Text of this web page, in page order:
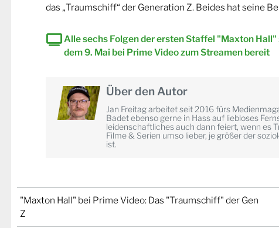
das „Traumschiff“ der Generation Z. Beides hat seine
Alle sechs Folgen der ersten Staffel "Maxton Hall"
dem 9. Mai bei Prime Video zum Streamen bereit
Über den Autor
Jan Freitag arbeitet seit 2016 fürs
Badet ebenso gerne in Hass auf liebloses
leidenschaftliches auch dann feiert, wenn es
Filme & Serien umso lieber, je größer der
ist.
"Maxton Hall" bei Prime Video: Das "Traumschiff" der Gen
Z